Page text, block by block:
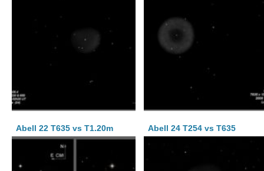
Abell 22 T635 vs T1.20m Abell 24 T254 vs T635